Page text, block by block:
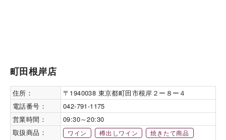
町田根岸店
住所：
〒1940038 東京都町田市根岸２ー８ー４
電話番号：
042-791-1175
営業時間：
09:30～20:30
取扱商品：
ワイン 樽出しワイン 焼きたて商品